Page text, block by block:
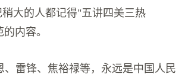
大的人都记得"五讲四美三热
内容。
雷锋、焦裕禄等，永远是中国人民